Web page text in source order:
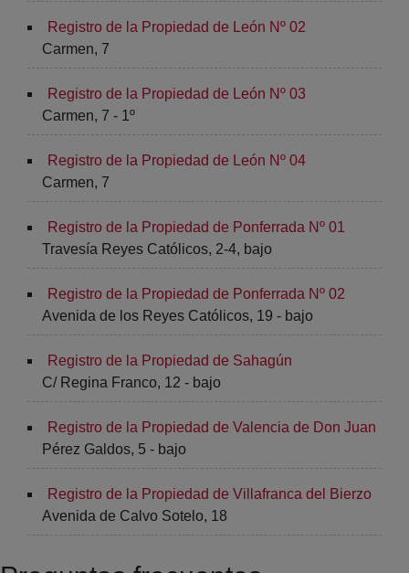
Registro de la Propiedad de León Nº 02
Carmen, 7
Registro de la Propiedad de León Nº 03
Carmen, 7 - 1º
Registro de la Propiedad de León Nº 04
Carmen, 7
Registro de la Propiedad de Ponferrada Nº 01
Travesía Reyes Católicos, 2-4, bajo
Registro de la Propiedad de Ponferrada Nº 02
Avenida de los Reyes Católicos, 19 - bajo
Registro de la Propiedad de Sahagún
C/ Regina Franco, 12 - bajo
Registro de la Propiedad de Valencia de Don Juan
Pérez Galdos, 5 - bajo
Registro de la Propiedad de Villafranca del Bierzo
Avenida de Calvo Sotelo, 18